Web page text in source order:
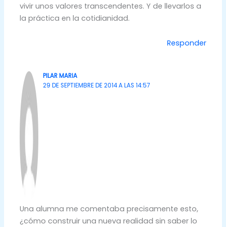
vivir unos valores transcendentes. Y de llevarlos a
la práctica en la cotidianidad.
Responder
PILAR MARIA
29 DE SEPTIEMBRE DE 2014 A LAS 14:57
Una alumna me comentaba precisamente esto,
¿cómo construir una nueva realidad sin saber lo